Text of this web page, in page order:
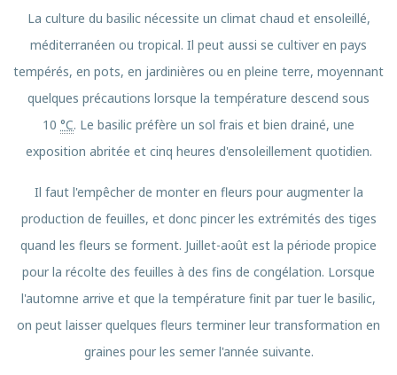
La culture du basilic nécessite un climat chaud et ensoleillé,
méditerranéen ou tropical. Il peut aussi se cultiver en pays
tempérés, en pots, en jardinières ou en pleine terre, moyennant
quelques précautions lorsque la température descend sous
10 °C. Le basilic préfère un sol frais et bien drainé, une
exposition abritée et cinq heures d'ensoleillement quotidien.
Il faut l'empêcher de monter en fleurs pour augmenter la
production de feuilles, et donc pincer les extrémités des tiges
quand les fleurs se forment. Juillet-août est la période propice
pour la récolte des feuilles à des fins de congélation. Lorsque
l'automne arrive et que la température finit par tuer le basilic,
on peut laisser quelques fleurs terminer leur transformation en
graines pour les semer l'année suivante.